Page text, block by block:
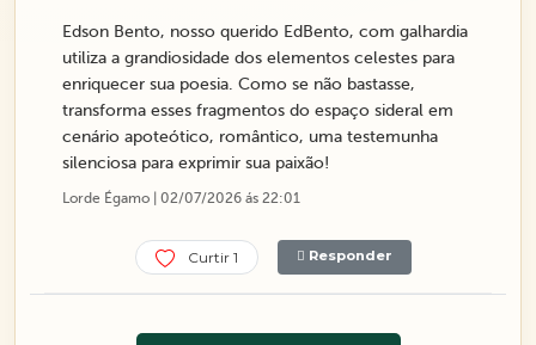
Edson Bento, nosso querido EdBento, com galhardia
utiliza a grandiosidade dos elementos celestes para
enriquecer sua poesia. Como se não bastasse,
transforma esses fragmentos do espaço sideral em
cenário apoteótico, romântico, uma testemunha
silenciosa para exprimir sua paixão!
Lorde Égamo | 02/07/2026 ás 22:01
Curtir 1 Responder